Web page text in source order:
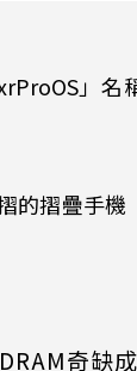
」名
的摺疊手機
DRAM奇缺